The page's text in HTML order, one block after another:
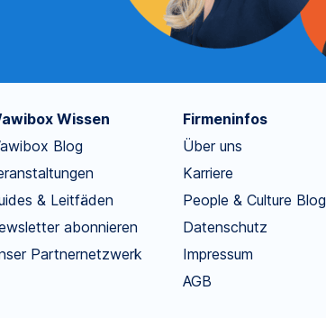
Wissen
Blog
& Leitfäden
abonnieren
Partnernetzwerk
Firmeninfos
Über uns
Karriere
People & Culture Blog
Datenschutz
Impressum
AGB